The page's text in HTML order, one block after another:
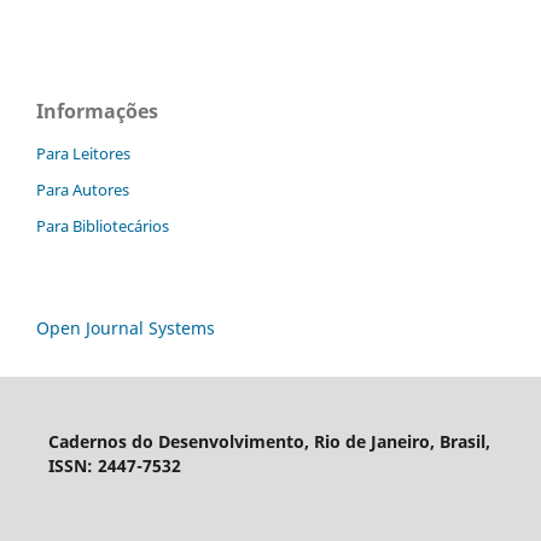
Informações
Para Leitores
Para Autores
Para Bibliotecários
Open Journal Systems
Cadernos do Desenvolvimento, Rio de Janeiro, Brasil,
ISSN: 2447-7532